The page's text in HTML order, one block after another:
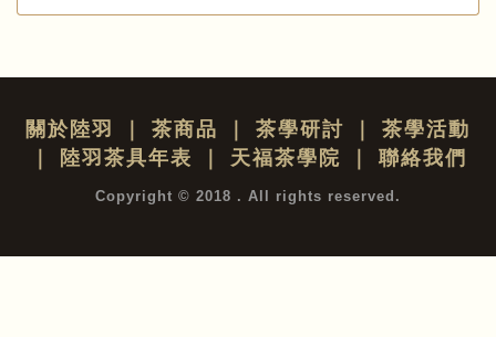
關於陸羽 茶商品 茶學研討
茶學活動
陸羽茶具年表 天福茶學院 聯絡我們
Copyright © 2018 . All rights reserved.